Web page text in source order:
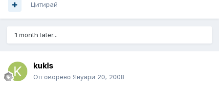
Цитирай
1 month later...
kukls
Отговорено Януари 20, 2008